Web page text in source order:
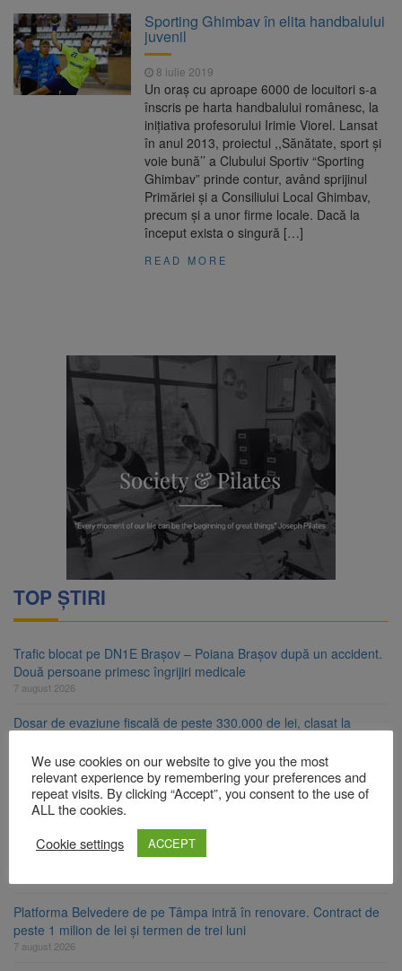
Piața Star din Brașov au fost demolate
7 august 2026
Platforma Belvedere de pe
Tâmpa intră în renovare. Contract de peste 1
milion de lei și termen de trei luni
Unul dintre cele mai mari
parcuri ale Brașovului va fi amenajat în
Bartolomeu-Avantgarden. Contractul a fost
Trafic blocat pe DN1E Brașov
– Poiana Brașov după un accident. Două
persoane primesc îngrijiri medicale
Sporting Ghimbav în elita handbalului
juvenil
8 iulie 2019
Un oraş cu aproape 6000 de locuitori s-a
înscris pe harta handbalului românesc, la
iniţiativa profesorului Irimie Viorel. Lansat
în anul 2013, proiectul ,,Sănătate, sport şi
voie bună’’ a Clubului Sportiv “Sporting
Ghimbav” prinde contur, având sprijinul
Primăriei şi a Consiliului Local Ghimbav,
precum şi a unor firme locale. Dacă la
început exista o singură […]
READ MORE
TOP ȘTIRI
Trafic blocat pe DN1E Brașov – Poiana Brașov după un accident.
Două persoane primesc îngrijiri medicale
7 august 2026
Dosar de evaziune fiscală de peste 330.000 de lei, clasat la
7 august 2026
Primăria Brașov amenință cu sistarea plăților către Brai-Cata și
Comprest. Motivul: platforme de gunoi neigienizate
Clădirile Duplex de lângă Piața Star din Brașov au fost demolate
Platforma Belvedere de pe Tâmpa intră în renovare. Contract de
peste 1 milion de lei și termen de trei luni
7 august 2026
We use cookies on our website to give you the most
relevant experience by remembering your preferences and
repeat visits. By clicking “Accept”, you consent to the use of
ALL the cookies.
Cookie settings
ACCEPT